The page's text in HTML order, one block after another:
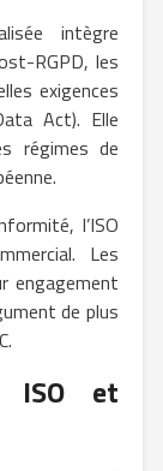
intègre
RGPD, les
exigences
Act). Elle
régimes de
l’ISO
Les
engagement
de plus
ISO et